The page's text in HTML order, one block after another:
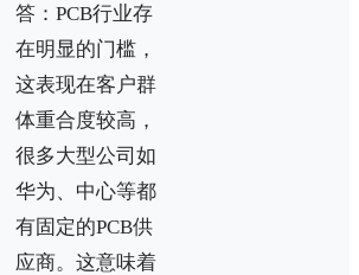
答：PCB行业存
在明显的门槛，
这表现在客户群
体重合度较高，
很多大型公司如
华为、中心等都
有固定的PCB供
应商。这意味着